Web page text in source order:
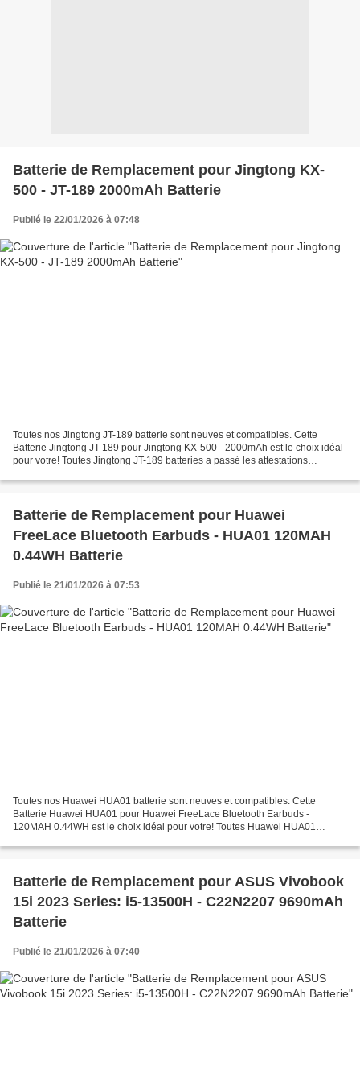
Batterie de Remplacement pour Jingtong KX-
500 - JT-189 2000mAh Batterie
Publié le 22/01/2026 à 07:48
Toutes nos Jingtong JT-189 batterie sont neuves et compatibles. Cette
Batterie Jingtong JT-189 pour Jingtong KX-500 - 2000mAh est le choix idéal
pour votre! Toutes Jingtong JT-189 batteries a passé les attestations
Batterie de Remplacement pour Huawei
FreeLace Bluetooth Earbuds - HUA01 120MAH
0.44WH Batterie
Publié le 21/01/2026 à 07:53
Toutes nos Huawei HUA01 batterie sont neuves et compatibles. Cette
Batterie Huawei HUA01 pour Huawei FreeLace Bluetooth Earbuds -
120MAH 0.44WH est le choix idéal pour votre! Toutes Huawei HUA01
Batterie de Remplacement pour ASUS Vivobook
15i 2023 Series: i5-13500H - C22N2207 9690mAh
Batterie
Publié le 21/01/2026 à 07:40